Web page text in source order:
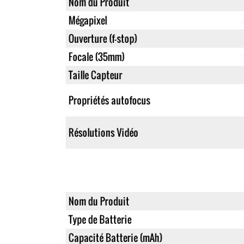
Mégapixel
Ouverture (f-stop)
Focale (35mm)
Taille Capteur
Propriétés autofocus
Résolutions Vidéo
Nom du Produit
Type de Batterie
Capacité Batterie (mAh)